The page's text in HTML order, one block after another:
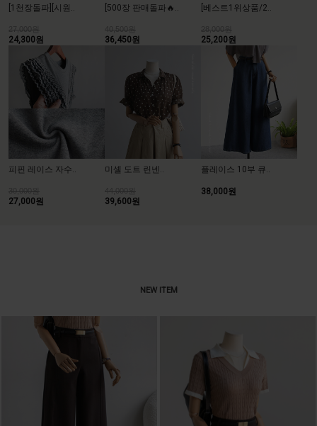
[1천장돌파][시원..
24,300원
[500장 판매돌파🔥..
36,450원
[베스트1위상품/2..
25,200원
피핀 레이스 자수..
27,000원
미셸 도트 린넨..
39,600원
플레이스 10부 큐..
38,000원
NEW ITEM